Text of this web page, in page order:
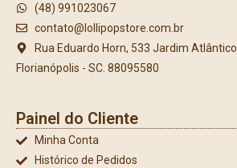
(48) 991023067
contato@lollipopstore.com.br
Rua Eduardo Horn, 533 Jardim Atlântico
Florianópolis - SC. 88095580
Painel do Cliente
Minha Conta
Histórico de Pedidos